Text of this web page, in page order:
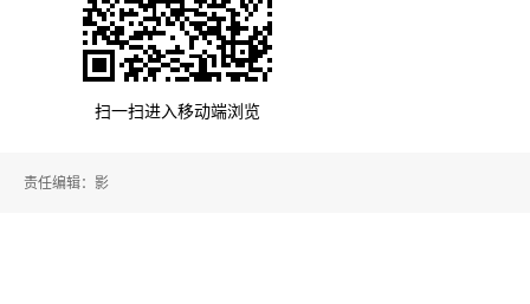
扫一扫进入移动端浏览
责任编辑：影